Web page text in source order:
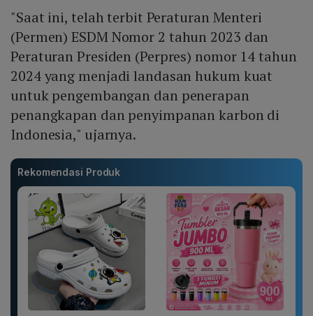
"Saat ini, telah terbit Peraturan Menteri
(Permen) ESDM Nomor 2 tahun 2023 dan
Peraturan Presiden (Perpres) nomor 14 tahun
2024 yang menjadi landasan hukum kuat
untuk pengembangan dan penerapan
penangkapan dan penyimpanan karbon di
Indonesia," ujarnya.
Rekomendasi Produk